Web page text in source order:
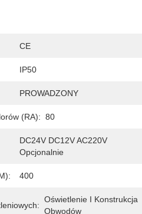
CE
IP50
PROWADZONY
(RA): 80
DC24V DC12V AC220V
Opcjonalnie
400
Oświetlenie I Konstrukcja
Obwodów